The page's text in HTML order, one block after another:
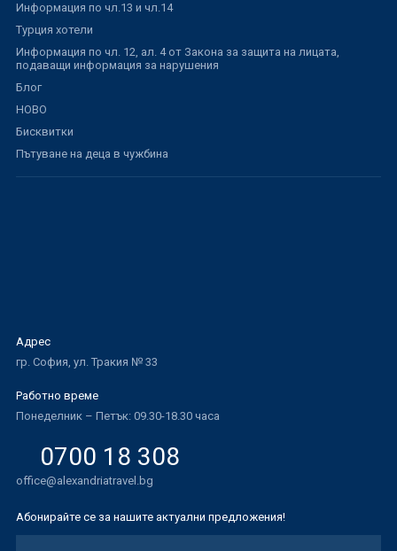
Информация по чл.13 и чл.14
Турция хотели
Информация по чл. 12, ал. 4 от Закона за защита на лицата,
подаващи информация за нарушения
Блог
НОВО
Бисквитки
Пътуване на деца в чужбина
Адрес
гр. София, ул. Тракия № 33
Работно време
Понеделник – Петък: 09.30-18.30 часа
0700 18 308
office@alexandriatravel.bg
Абонирайте се за нашите актуални предложения!